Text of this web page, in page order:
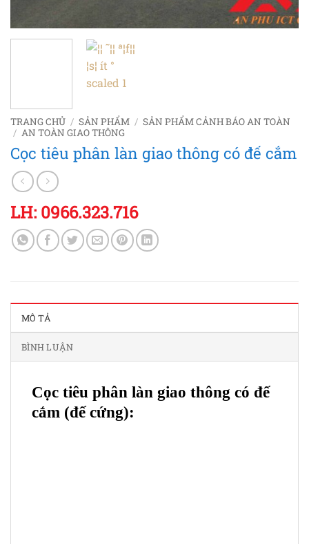
TRANG CHỦ / SẢN PHẨM / SẢN PHẨM CẢNH BÁO AN TOÀN
/ AN TOÀN GIAO THÔNG
Cọc tiêu phân làn giao thông có đế cắm
LH: 0966.323.716
MÔ TẢ
BÌNH LUẬN
Cọc tiêu phân làn giao thông có đế
cắm (đế cứng):